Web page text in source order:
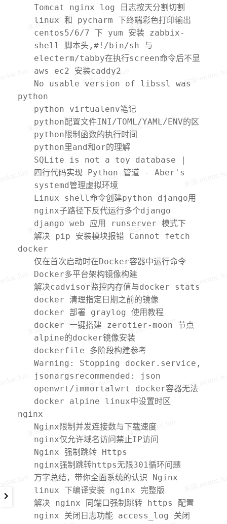
4 种方式
Tomcat nginx log 日志按天分割切割
linux 和 pycharm 下终端彩色打印输出
centos5/6/7 下 yum 安装 zabbix-
agent(被控端)
shell 脚本头,#!/bin/sh 与
#!/bin/bash 的区别.
electerm/tabby在执行screen命令后不显
示滚动条
aws ec2 安装caddy2
No usable version of libssl was
found
python
python virtualenv笔记
python配置文件INI/TOML/YAML/ENV的区
别
python限制函数的执行时间
python里and和or的理解
SQLite is not a toy database |
Anton Zhiyanov
四行代码实现 Python 管道 - Aber's
blog
systemd管理虚拟环境
Django+uwsgi+nginx配置教程
Linux shell命令创建python django用
户
nginx子路径下反代运行多个django
django web 应用 runserver 模式下
cpu 占用高解决办法
解决 pip 安装模块报错 Cannot fetch
index base URL
http://pypi.python.org/simple/
docker
仅在首次启动时在Docker容器中运行命令
Docker多平台架构镜像构建
解决cadvisor监控内存值与docker stats
命令值不一致问题
docker 清理指定日期之前的镜像
docker 部署 graylog 使用教程
docker 一键搭建 zerotier-moon 节点
alpine的docker镜像安装
mysql/mariadb/redis
dockerfile 多阶段构建参考
Warning: Stopping docker.service,
but it can still be activated by:
docker.socket
jsonargsrecommended: json
arguments recommended for
entrypoint to prevent unintended
behavior related to os signals
(line 30)
openwrt/immortalwrt docker容器无法
访问外网
docker alpine linux中设置时区
nginx
Nginx限制并发连接数与下载速度
nginx仅允许域名访问禁止IP访问
Nginx 强制跳转 Https
nginx强制跳转https无限301循环问题
万字总结，带你全面系统的认识 Nginx
linux 下编译安装 nginx 完整版
解决 nginx 同端口强制跳转 https 配置
ssl 证书问题
nginx 关闭日志功能 access_log 关闭